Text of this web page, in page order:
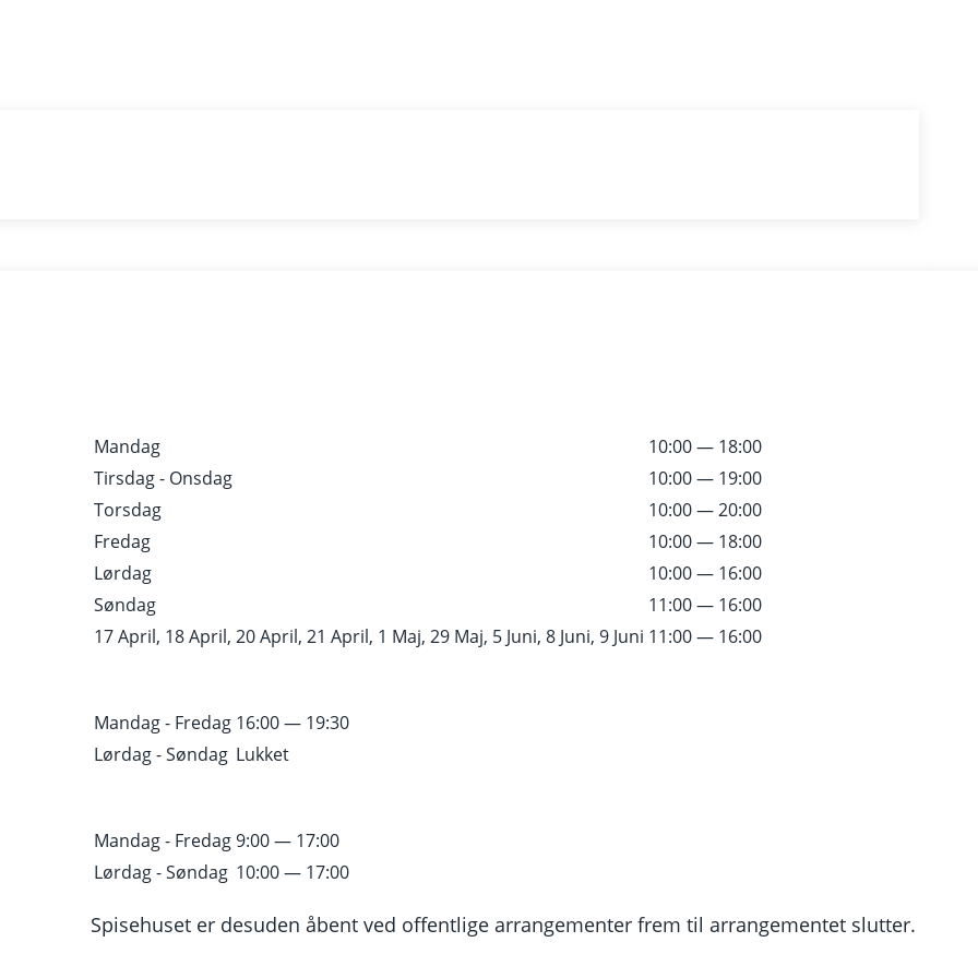
Mandag
10:00 — 18:00
Tirsdag - Onsdag
10:00 — 19:00
Torsdag
10:00 — 20:00
Fredag
10:00 — 18:00
Lørdag
10:00 — 16:00
Søndag
11:00 — 16:00
17 April, 18 April, 20 April, 21 April, 1 Maj, 29 Maj, 5 Juni, 8 Juni, 9 Juni 11:00 — 16:00
Mandag - Fredag 16:00 — 19:30
Lørdag - Søndag Lukket
Mandag - Fredag9:00 — 17:00
Lørdag - Søndag 10:00 — 17:00
Spisehuset er desuden åbent ved offentlige arrangementer frem til arrangementet slutter.
UD AF
om de danske kulturhuses
Sted: Kulturværftet, Store Scene i Helsingør
Fotogalleri fra dagen Fotos i høj opløsning
Kulturværftets omtale påLinkedIn